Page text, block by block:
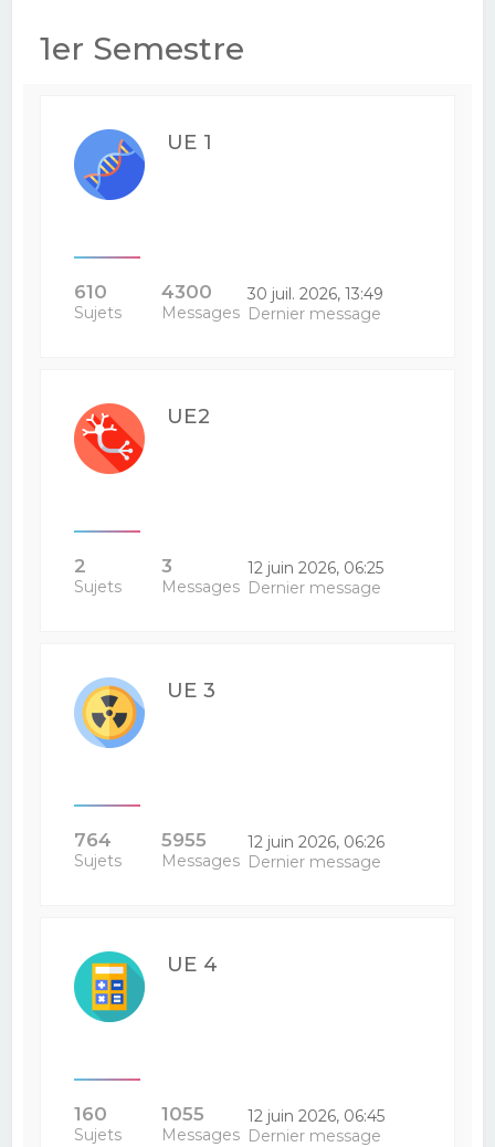
1er Semestre
UE 1
610
Sujets
4300
Messages
30 juil. 2026, 13:49
Dernier message
UE2
2
Sujets
3
Messages
12 juin 2026, 06:25
Dernier message
UE 3
764
Sujets
5955
Messages
12 juin 2026, 06:26
Dernier message
UE 4
160
Sujets
1055
Messages
12 juin 2026, 06:45
Dernier message